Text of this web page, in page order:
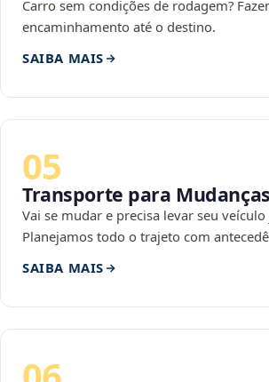
Carro sem condições de rodagem?
encaminhamento até o destino.
SAIBA MAIS
05
Transporte para Mudanças
Vai se mudar e precisa levar seu
Planejamos todo o trajeto com
SAIBA MAIS